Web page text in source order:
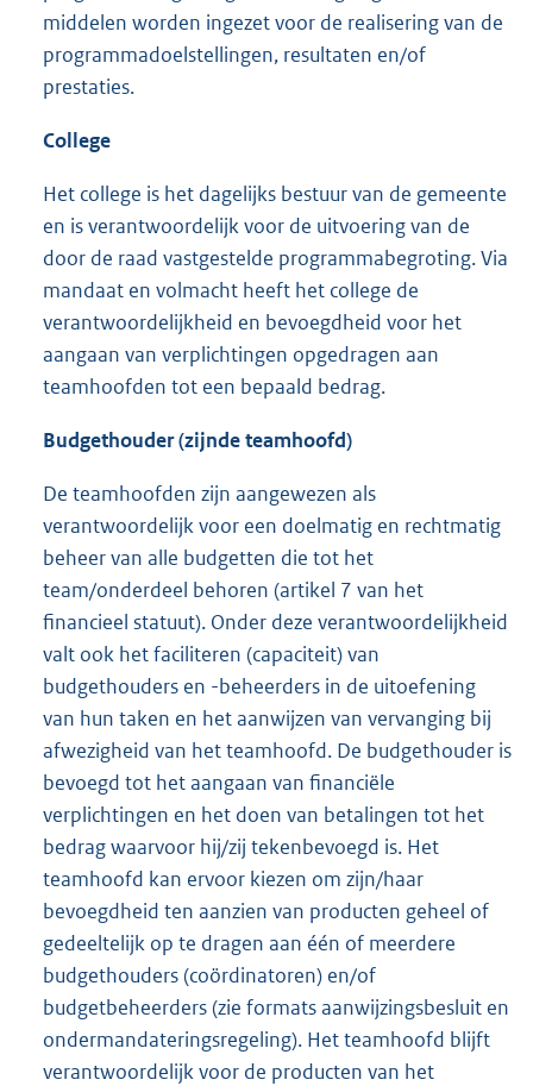
middelen worden ingezet voor de realisering van de
programmadoelstellingen, resultaten en/of
prestaties.
College
Het college is het dagelijks bestuur van de gemeente
en is verantwoordelijk voor de uitvoering van de
door de raad vastgestelde programmabegroting. Via
mandaat en volmacht heeft het college de
verantwoordelijkheid en bevoegdheid voor het
aangaan van verplichtingen opgedragen aan
teamhoofden tot een bepaald bedrag.
Budgethouder (zijnde teamhoofd)
De teamhoofden zijn aangewezen als
verantwoordelijk voor een doelmatig en rechtmatig
beheer van alle budgetten die tot het
team/onderdeel behoren (artikel 7 van het
financieel statuut). Onder deze verantwoordelijkheid
valt ook het faciliteren (capaciteit) van
budgethouders en -beheerders in de uitoefening
van hun taken en het aanwijzen van vervanging bij
afwezigheid van het teamhoofd. De budgethouder is
bevoegd tot het aangaan van financiële
verplichtingen en het doen van betalingen tot het
bedrag waarvoor hij/zij tekenbevoegd is. Het
teamhoofd kan ervoor kiezen om zijn/haar
bevoegdheid ten aanzien van producten geheel of
gedeeltelijk op te dragen aan één of meerdere
budgethouders (coördinatoren) en/of
budgetbeheerders (zie formats aanwijzingsbesluit en
ondermandateringsregeling). Het teamhoofd blijft
verantwoordelijk voor de producten van het